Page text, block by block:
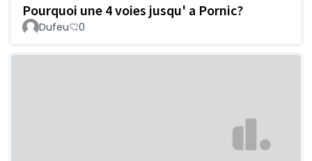
Pourquoi une 4 voies jusqu' a Pornic?
Dufeu 0